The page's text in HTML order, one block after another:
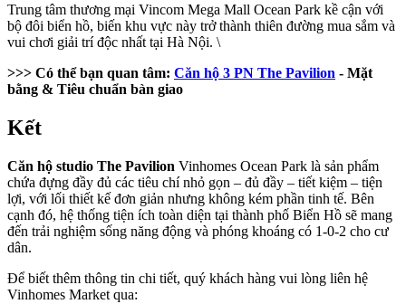
Trung tâm thương mại Vincom Mega Mall Ocean Park kề cận với
bộ đôi biển hồ, biến khu vực này trở thành thiên đường mua sắm và
vui chơi giải trí độc nhất tại Hà Nội. \
>>> Có thể bạn quan tâm: Căn hộ 3 PN The Pavilion - Mặt
bằng & Tiêu chuẩn bàn giao
Kết
Căn hộ studio The Pavilion Vinhomes Ocean Park là sản phẩm
chứa đựng đầy đủ các tiêu chí nhỏ gọn – đủ đầy – tiết kiệm – tiện
lợi, với lối thiết kế đơn giản nhưng không kém phần tinh tế. Bên
cạnh đó, hệ thống tiện ích toàn diện tại thành phố Biển Hồ sẽ mang
đến trải nghiệm sống năng động và phóng khoáng có 1-0-2 cho cư
dân.
Để biết thêm thông tin chi tiết, quý khách hàng vui lòng liên hệ
Vinhomes Market qua: